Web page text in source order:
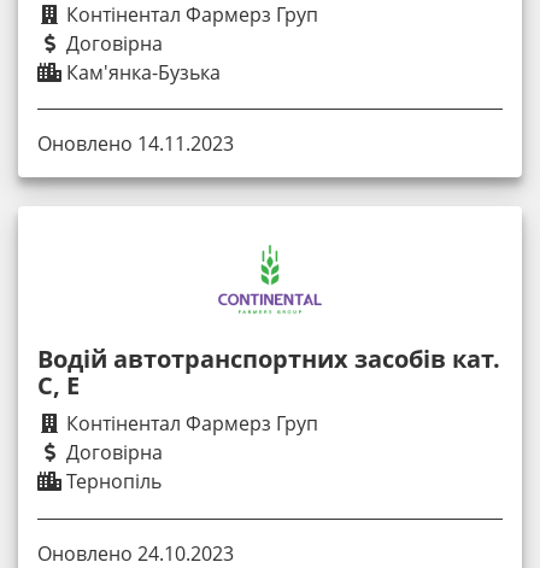
Контінентал Фармерз Груп
Договірна
Кам'янка-Бузька
Оновлено 14.11.2023
Водій автотранспортних засобів кат.
С, Е
Контінентал Фармерз Груп
Договірна
Тернопіль
Оновлено 24.10.2023